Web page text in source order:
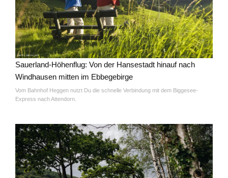
Sauerland-Höhenflug: Von der Hansestadt hinauf nach
Windhausen mitten im Ebbegebirge
Vom Bahnhof Heggen nutzt Du die schnelle Verbindung mit dem Biggesee-
Express nach Attendorn.